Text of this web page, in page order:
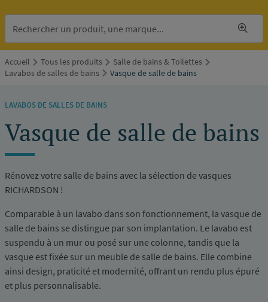
Accueil Tous les produits
Salle de bains & Toilettes
Lavabos de salles de bains
Vasque de salle de bains
LAVABOS DE SALLES DE BAINS
Vasque de salle de bains
Rénovez votre salle de bains avec la sélection de vasques
RICHARDSON !
Comparable à un lavabo dans son fonctionnement, la vasque de
salle de bains se distingue par son implantation. Le lavabo est
suspendu à un mur ou posé sur une colonne, tandis que la
vasque est fixée sur un meuble de salle de bains. Elle combine
ainsi design, praticité et modernité, offrant un rendu plus épuré
et plus personnalisable.